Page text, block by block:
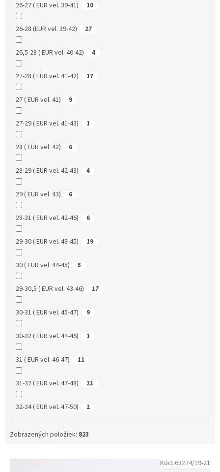
26-27 ( EUR vel. 39-41) 10
26-28 (EUR vel. 39-42) 27
26,5-28 ( EUR vel. 40-42) 4
27-28 ( EUR vel. 41-42) 17
27 ( EUR vel. 41) 9
27-29 ( EUR vel. 41-43) 1
28 ( EUR vel. 42) 6
28-29 ( EUR vel. 42-43) 4
29 ( EUR vel. 43) 6
28-31 ( EUR vel. 42-46) 6
29-30 ( EUR vel. 43-45) 19
30 ( EUR vel. 44-45) 5
29-30,5 ( EUR vel. 43-46) 17
30-31 ( EUR vel. 45-47) 9
30-32 ( EUR vel. 44-46) 1
31 ( EUR vel. 46-47) 11
31-32 ( EUR vel. 47-48) 21
32-34 ( EUR vel. 47-50) 2
Zobrazených položiek: 823
V
Kód: 63274/19-21